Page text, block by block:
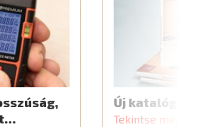
Új katalógus
Tekintse meg a